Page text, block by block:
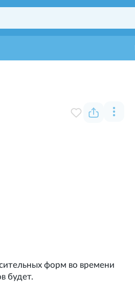
форм во времени
будет.